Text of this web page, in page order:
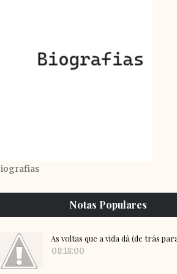
Notas Populares
As voltas que a vida dá (de trás
08:18:00